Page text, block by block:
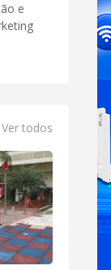
e
Ver todos